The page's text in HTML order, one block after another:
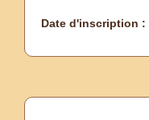
Date d'inscription :